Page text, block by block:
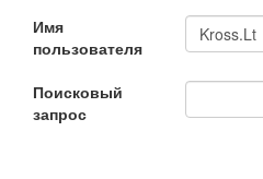
Имя
пользователя
Поисковый
запрос